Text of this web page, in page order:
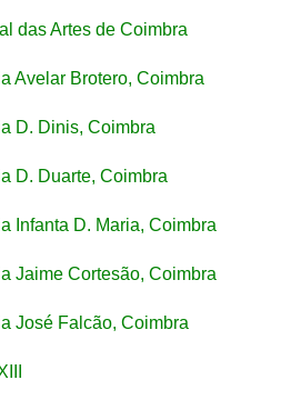
das Artes de Coimbra
Avelar Brotero, Coimbra
D. Dinis, Coimbra
D. Duarte, Coimbra
Infanta D. Maria, Coimbra
Jaime Cortesão, Coimbra
José Falcão, Coimbra